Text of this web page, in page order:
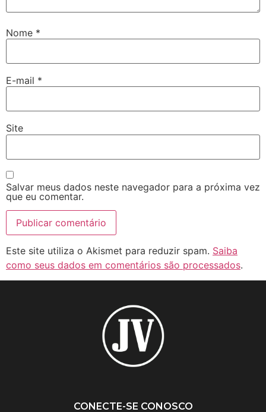
Nome *
E-mail *
Site
Salvar meus dados neste navegador para a próxima vez
que eu comentar.
Este site utiliza o Akismet para reduzir spam. Saiba
como seus dados em comentários são processados.
CONECTE-SE CONOSCO